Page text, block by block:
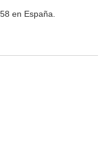
en España.